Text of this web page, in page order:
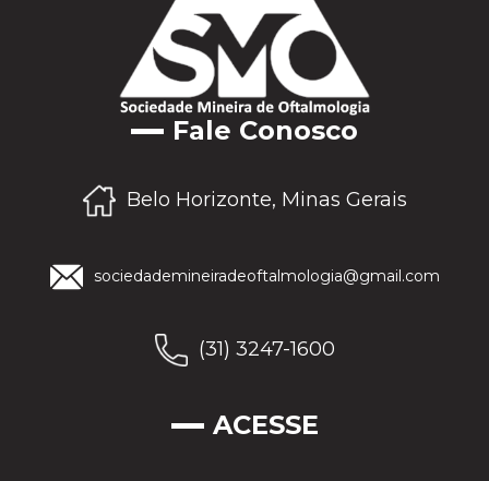
Fale Conosco
Belo Horizonte, Minas Gerais
sociedademineiradeoftalmologia@gmail.com
(31) 3247-1600
ACESSE